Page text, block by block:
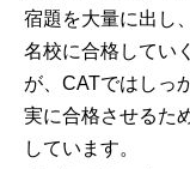
宿題を大量に出し
名校に合格してい
が、CATではしっ
実に合格させるた
しています。